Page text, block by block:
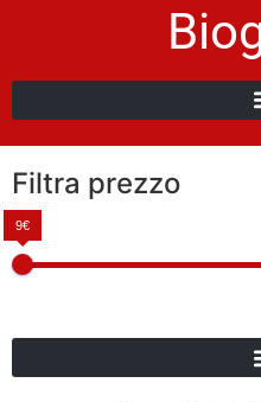
Filtra prezzo
9€